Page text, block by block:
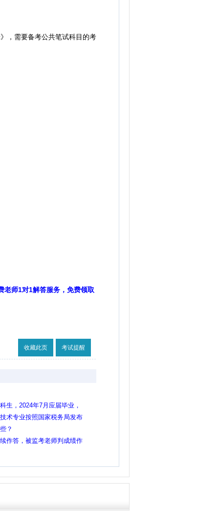
，需要备考公共笔试科目的考
老师1对1解答服务，免费领取
收藏此页 考试提醒
生，2024年7月应届毕业，
术专业按照国家税务局发布
样可以报考吗
？
作答，被监考老师判成绩作